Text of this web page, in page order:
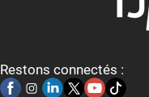
Restons connectés :